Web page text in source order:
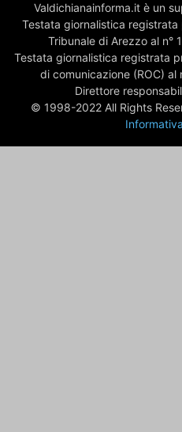
Valdichianainforma.it è un
Testata giornalistica
Tribunale di Arezzo al
Testata giornalistica registrata
di comunicazione (ROC)
Direttore
© 1998-2022 All Rights